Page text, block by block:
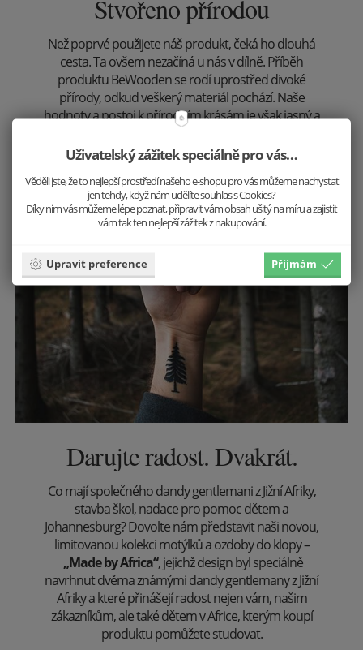
Stvořeno přírodou
Než poprvé použijete náš produkt, čeká ho dlouhá
cesta. Ta ovšem nezačíná u nás v dílně. Příběh
produktu BeWooden se rodí uprostřed divoké
přírody, odkud veškerý materiál pochází. Naše
hodnoty a postoj k přírodním krásám je však jasný a
Krásu přírody uchováváme v našich
Darujte radost. Dvakrát.
Co mají společného dandy gentlemani z Jižní Afriky,
stavba škol, nadace pro pomoc dětem a
Johannesburg? Dovolte nám představit naši novou,
limitovanou kolekci motýlků a ozdoby do klopy –
„Made by Africa“, jejichž design byl speciálně
navrhnut dvěma známými dandy gentlemany z Jižní
Afriky a které přinášejí radost nejen vám, našim
zákazníkům, ale také dětem v Africe, kterým koupí
produktu pomůžete studovat.
Uživatelský zážitek speciálně pro vás…
Věděli jste, že to nejlepší prostředí našeho e-shopu pro vás můžeme nachystat
jen tehdy, když nám udělíte souhlas s Cookies?
Díky nim vás můžeme lépe poznat, připravit vám obsah ušitý na míru a zajistit
vám tak ten nejlepší zážitek z nakupování.
Upravit preference Příjmám